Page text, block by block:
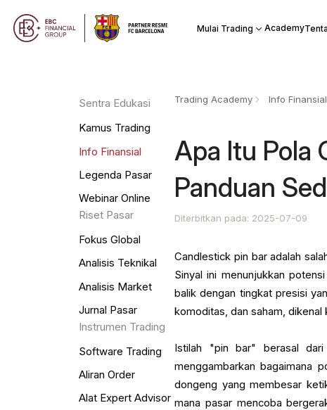
Mulai Trading Academy
Sentra Edukasi
Kamus Trading
Info Finansial
Legenda Pasar
Webinar Online
Riset Pasar
Fokus Global
Analisis Teknikal
Analisis Market
Jurnal Pasar
Instrumen Trading
Software Trading
Aliran Order
Alat Expert Advisor
Trading Academy Info Finansial
Apa Itu Pola
Panduan
Diterbitkan pada: 2025-07-09
Candlestick pin bar adalah
Sinyal ini menunjukkan
balik dengan tingkat presisi
komoditas, dan saham, dikenal
Istilah "pin bar" berasal
menggambarkan bagaimana
dongeng yang membesar
mana pasar mencoba